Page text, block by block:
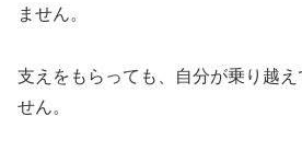
ません。
支えをもらっても、自分が乗り越え
せん。